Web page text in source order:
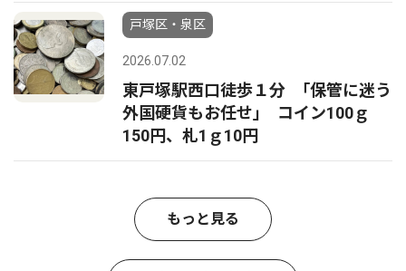
戸塚区・泉区
2026.07.02
東戸塚駅西口徒歩１分 ｢保管に迷う
外国硬貨もお任せ｣ コイン100ｇ
150円、札1ｇ10円
もっと見る